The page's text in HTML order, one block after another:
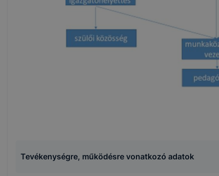
Győri SZC Bolyai János Általános Iskola Tűzvédelmi Szabályzat
Győri SZC Bolyai János Általános Iskola Munkavédelmi
Tevékenységre, működésre vonatkozó adatok